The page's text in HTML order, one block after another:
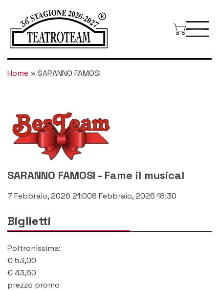
Home » SARANNO FAMOSI
SARANNO FAMOSI - Fame il musical
7 Febbraio, 2026 21:008 Febbraio, 2026 18:30
Biglietti
Poltronissima:
€ 53,00
€ 43,50
prezzo promo